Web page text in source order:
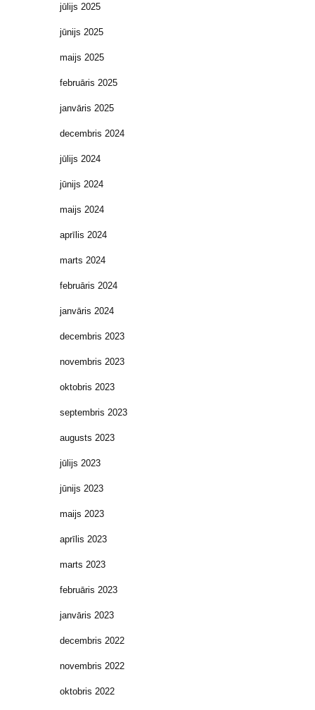
jūlijs 2025
jūnijs 2025
maijs 2025
februāris 2025
janvāris 2025
decembris 2024
jūlijs 2024
jūnijs 2024
maijs 2024
aprīlis 2024
marts 2024
februāris 2024
janvāris 2024
decembris 2023
novembris 2023
oktobris 2023
septembris 2023
augusts 2023
jūlijs 2023
jūnijs 2023
maijs 2023
aprīlis 2023
marts 2023
februāris 2023
janvāris 2023
decembris 2022
novembris 2022
oktobris 2022